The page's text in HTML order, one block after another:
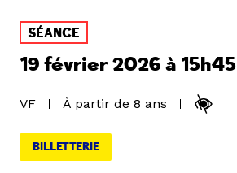
SÉANCE
19 février 2026 à 15h45
VF À partir de 8 ans
BILLETTERIE